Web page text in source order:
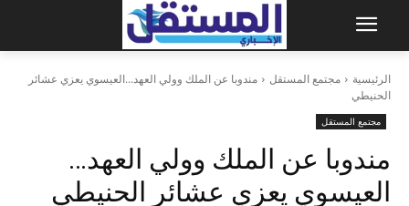
الرئيسية مجتمع المستقل
مندوبا عن الملك وولي العهد...العيسوي يعزي عشائر
الحنيطي
مجتمع المستقل
مندوبا عن الملك وولي العهد…
العيسوي يعزي عشائر الحنيطي